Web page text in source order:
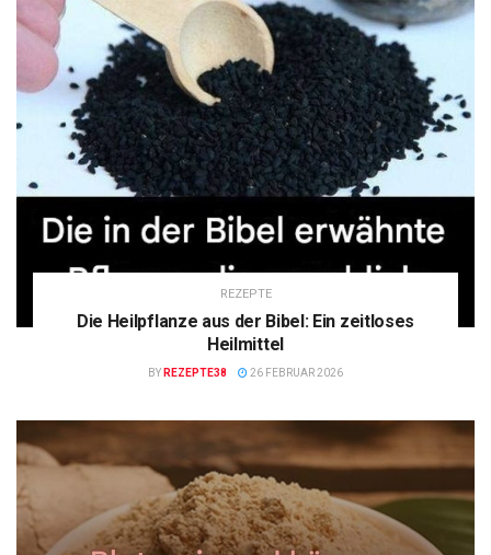
REZEPTE
Die Heilpflanze aus der Bibel: Ein zeitloses
Heilmittel
BY REZEPTE38 26 FEBRUAR 2026